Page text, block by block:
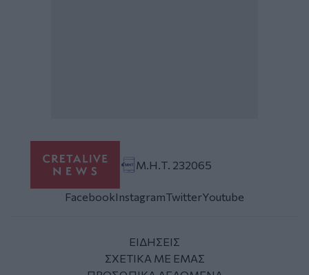
Μ.Η.Τ. 232065
FacebookInstagramTwitterYoutube
ΕΙΔΗΣΕΙΣ
ΣΧΕΤΙΚΑ ΜΕ ΕΜΑΣ